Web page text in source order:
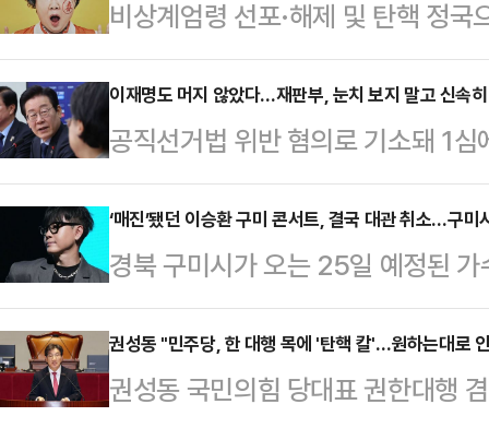
렵고 어수선한 시기에 이렇게 서로
는 자리가 마련된 것은 감사한 일인
도 못했던 상이라 떨리는데 뜻깊은
"무엇보다도 '7인의 탈출'을 탄생시
분들,…
비상계엄령 선포·해제 및 탄핵 정
들이 결방했지만 이 틈을 뉴스 특보
역할’을 다시금 상기시키고 있다.
들의 떨어진 신뢰도를 입증했으며,
상식에 대한 기대감도 크지 않은 상
지난 14일, MBC는 뉴스 특보로
입증했다. 평균 6% 내외의 시청률
의 시청률을 기록…
이재명도 머지 않았다…재판부, 눈치 보지 말고 신속
공직선거법 위반 혐의로 기소돼 1
은 더불어민주당 이재명 대표의 항
항소심 재판 개시를 위해 인편으로
이 수령했기 때문이다. 지난 9일 법
11일 재차 보낸 서류는 모두 '이사
유로 송달되지 않았다.현행 형사소
기록을 넘겨받는 즉시 피고인에게
‘매진’됐던 이승환 구미 콘서트, 결국 대관 취소…구미
경북 구미시가 오는 25일 예정된
취소를 결정했다.김장호 구미시장
25일 구미시문화예술회관에서 열
다”고 밝혔다.김 시장은 “관객과
권성동 "민주당, 한 대행 목에 '탄핵 칼'…원하는대로
권성동 국민의힘 당대표 권한대행